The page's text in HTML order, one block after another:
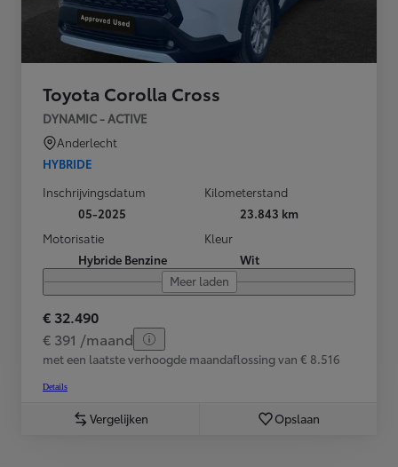
Toyota Corolla Cross
DYNAMIC - ACTIVE
Anderlecht
HYBRIDE
Inschrijvingsdatum
05-2025
Kilometerstand
23.843 km
Motorisatie
Hybride Benzine
Kleur
Wit
Meer laden
€ 32.490
€ 391 /maand
met een laatste verhoogde maandaflossing van € 8.516
Details
Vergelijken Opslaan